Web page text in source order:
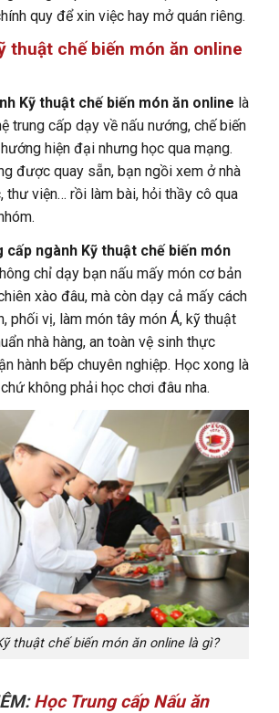
quy để xin việc hay mở quán riêng.
thuật chế biến món ăn online
Kỹ thuật chế biến món ăn online là
trung cấp dạy về nấu nướng, chế biến
hiện đại nhưng học qua mạng.
được quay sẵn, bạn ngồi xem ở nhà
thư viện… rồi làm bài, hỏi thầy cô qua
cấp ngành Kỹ thuật chế biến món
chỉ dạy bạn nấu mấy món cơ bản
xào đâu, mà còn dạy cả mấy cách
phối vị, làm món tây món Á, kỹ thuật
nhà hàng, an toàn vệ sinh thực
hành bếp chuyên nghiệp. Học xong là
không phải học chơi đâu nha.
thuật chế biến món ăn online là gì?
Học Trung cấp Nấu ăn